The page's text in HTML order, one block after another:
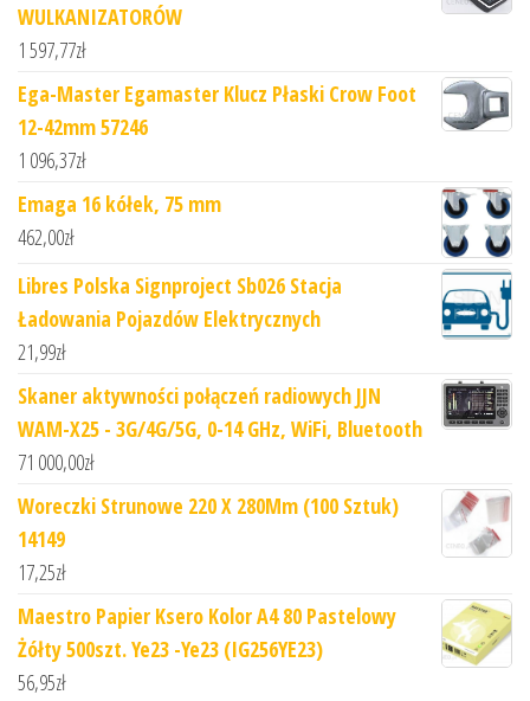
WULKANIZATORÓW
1 597,77zł
Ega-Master Egamaster Klucz Płaski Crow Foot
12-42mm 57246
1 096,37zł
Emaga 16 kółek, 75 mm
462,00zł
Libres Polska Signproject Sb026 Stacja
Ładowania Pojazdów Elektrycznych
21,99zł
Skaner aktywności połączeń radiowych JJN
WAM-X25 - 3G/4G/5G, 0-14 GHz, WiFi, Bluetooth
71 000,00zł
Woreczki Strunowe 220 X 280Mm (100 Sztuk)
14149
17,25zł
Maestro Papier Ksero Kolor A4 80 Pastelowy
Żółty 500szt. Ye23 -Ye23 (IG256YE23)
56,95zł